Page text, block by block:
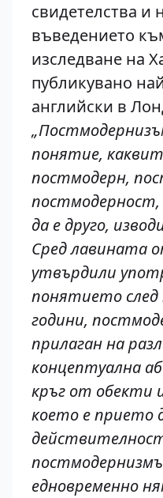
свидетелства и
въведението
изследване на
публикувано
английски в
понятие,
постмодерн,
да е друго,
Сред лавината
утвърдили
понятието след
години,
прилаган на
концептуална
кръг от обекти
което е прието
едновременно